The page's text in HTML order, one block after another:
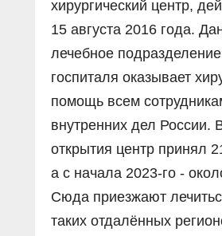
хирургический центр,
15 августа 2016 года.
лечебное
госпиталя оказывает
помощь всем
внутренних дел России.
открытия центр принял
а с начала 2023-го -
Сюда приезжают
таких отдалённых